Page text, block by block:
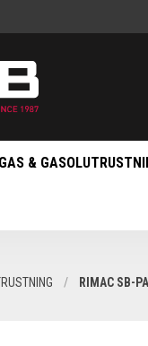
GAS &
RIMAC SB-